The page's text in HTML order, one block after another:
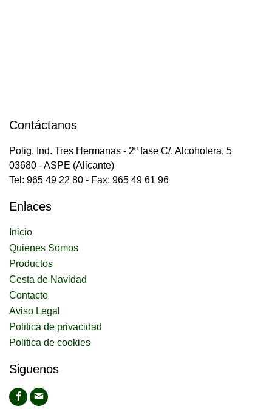
Contáctanos
Polig. Ind. Tres Hermanas - 2º fase C/. Alcoholera, 5
03680 - ASPE (Alicante)
Tel: 965 49 22 80 - Fax: 965 49 61 96
Enlaces
Inicio
Quienes Somos
Productos
Cesta de Navidad
Contacto
Aviso Legal
Politica de privacidad
Politica de cookies
Siguenos